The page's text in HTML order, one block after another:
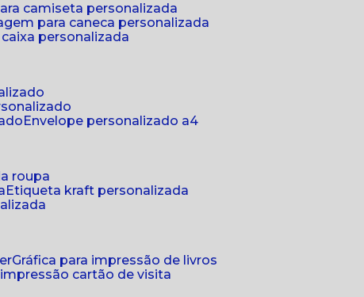
camiseta personalizada
para caneca personalizada
caixa personalizada
envelope personalizado a4
roupa
etiqueta kraft personalizada
gráfica para impressão de livros
impressão cartão de visita